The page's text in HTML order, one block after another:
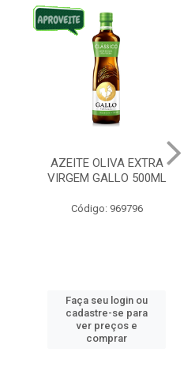
AZEITE OLIVA EXTRA
VIRGEM GALLO 500ML
Código: 969796
Faça seu login ou
cadastre-se para
ver preços e
comprar